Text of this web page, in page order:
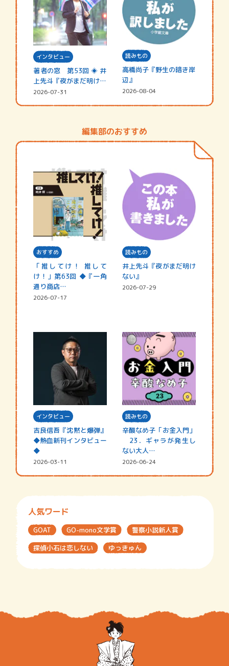
インタビュー
著者の窓 第53回 ◈ 井
上先斗『夜がまだ明けな
い』
2026-07-31
読みもの
高橋尚子『野生の暗き岸
辺』
2026-08-04
編集部のおすすめ
おすすめ
「推してけ！ 推して
け！」第63回 ◆『一角
通り商店…
2026-07-17
読みもの
井上先斗『夜がまだ明け
ない』
2026-07-29
インタビュー
吉良信吾『沈黙と爆弾』
◆熱血新刊インタビュー
◆
2026-03-11
読みもの
辛酸なめ子「お金入門」
23．ギャラが発生し
ない大人…
2026-06-24
人気ワード
GOAT GO-mono文学賞
警察小説新人賞
探偵小石は恋しない
ゆっきゅん